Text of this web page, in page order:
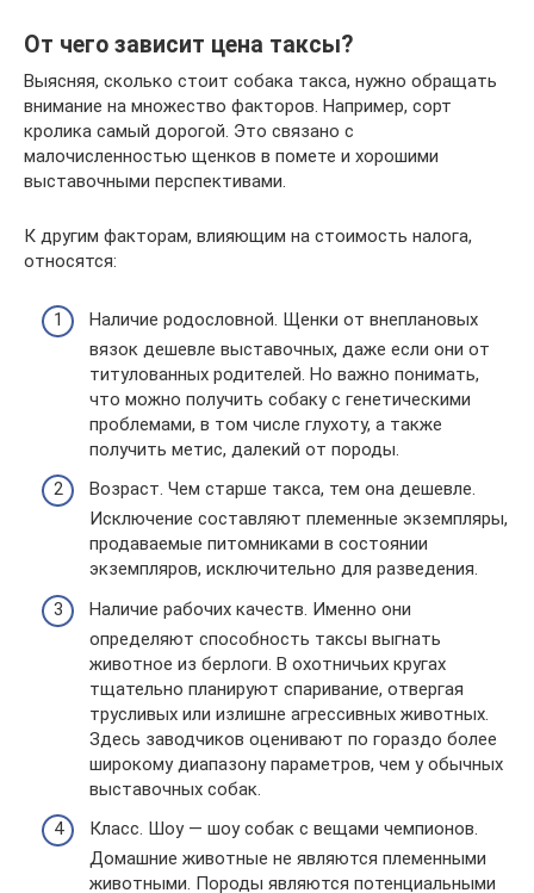
От чего зависит цена таксы?
Выясняя, сколько стоит собака такса, нужно обращать
внимание на множество факторов. Например, сорт
кролика самый дорогой. Это связано с
малочисленностью щенков в помете и хорошими
выставочными перспективами.
К другим факторам, влияющим на стоимость налога,
относятся:
Наличие родословной. Щенки от внеплановых
вязок дешевле выставочных, даже если они от
титулованных родителей. Но важно понимать,
что можно получить собаку с генетическими
проблемами, в том числе глухоту, а также
получить метис, далекий от породы.
Возраст. Чем старше такса, тем она дешевле.
Исключение составляют племенные экземпляры,
продаваемые питомниками в состоянии
экземпляров, исключительно для разведения.
Наличие рабочих качеств. Именно они
определяют способность таксы выгнать
животное из берлоги. В охотничьих кругах
тщательно планируют спаривание, отвергая
трусливых или излишне агрессивных животных.
Здесь заводчиков оценивают по гораздо более
широкому диапазону параметров, чем у обычных
выставочных собак.
Класс. Шоу — шоу собак с вещами чемпионов.
Домашние животные не являются племенными
животными. Породы являются потенциальными